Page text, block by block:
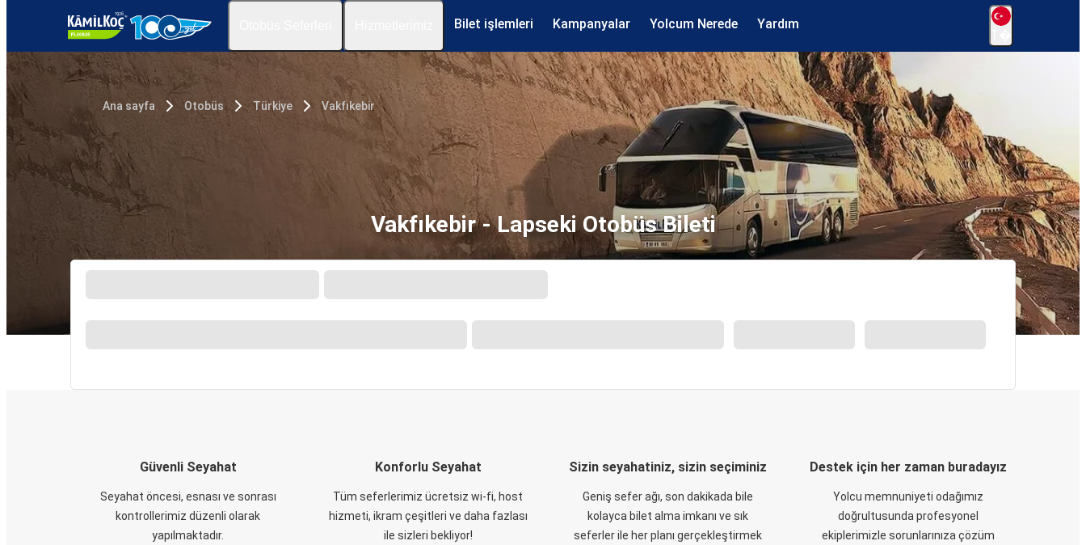
Bilet işlemleri Kampanyalar Yolcum Nerede Yardım
Ana sayfa Otobüs Türkiye Vakfıkebir
Vakfıkebir - Lapseki Otobüs Bileti
Güvenli Seyahat
Seyahat öncesi, esnası ve sonrası
kontrollerimiz düzenli olarak
yapılmaktadır.
Konforlu Seyahat
Tüm seferlerimiz ücretsiz wi-fi, host
hizmeti, ikram çeşitleri ve daha fazlası
ile sizleri bekliyor!
Sizin seyahatiniz, sizin seçiminiz
Geniş sefer ağı, son dakikada bile
kolayca bilet alma imkanı ve sık
seferler ile her planı gerçekleştirmek
Destek için her zaman buradayız
Yolcu memnuniyeti odağımız
doğrultusunda profesyonel
ekiplerimizle sorunlarınıza çözüm